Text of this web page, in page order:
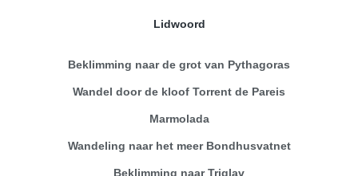
Lidwoord
Beklimming naar de grot van Pythagoras
Wandel door de kloof Torrent de Pareis
Marmolada
Wandeling naar het meer Bondhusvatnet
Beklimming naar Triglav